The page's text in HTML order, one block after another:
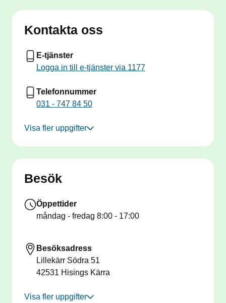
Kontakta oss
E-tjänster
Logga in till e-tjänster via 1177
Telefonnummer
031 - 747 84 50
Visa fler uppgifter
Besök
Öppettider
måndag - fredag 8:00 - 17:00
Besöksadress
Lillekärr Södra 51
42531 Hisings Kärra
Visa fler uppgifter